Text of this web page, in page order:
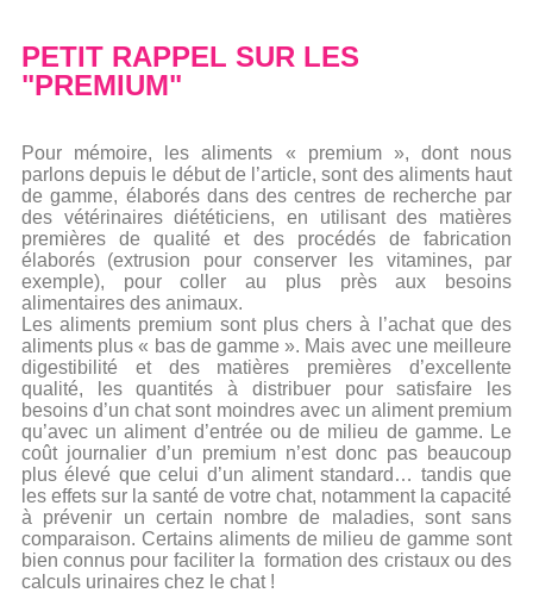
PETIT RAPPEL SUR LES
"PREMIUM"
Pour mémoire, les aliments « premium », dont nous
parlons depuis le début de l’article, sont des aliments haut
de gamme, élaborés dans des centres de recherche par
des vétérinaires diététiciens, en utilisant des matières
premières de qualité et des procédés de fabrication
élaborés (extrusion pour conserver les vitamines, par
exemple), pour coller au plus près aux besoins
alimentaires des animaux.
Les aliments premium sont plus chers à l’achat que des
aliments plus « bas de gamme ». Mais avec une meilleure
digestibilité et des matières premières d’excellente
qualité, les quantités à distribuer pour satisfaire les
besoins d’un chat sont moindres avec un aliment premium
qu’avec un aliment d’entrée ou de milieu de gamme. Le
coût journalier d’un premium n’est donc pas beaucoup
plus élevé que celui d’un aliment standard… tandis que
les effets sur la santé de votre chat, notamment la capacité
à prévenir un certain nombre de maladies, sont sans
comparaison. Certains aliments de milieu de gamme sont
bien connus pour faciliter la formation des cristaux ou des
calculs urinaires chez le chat !